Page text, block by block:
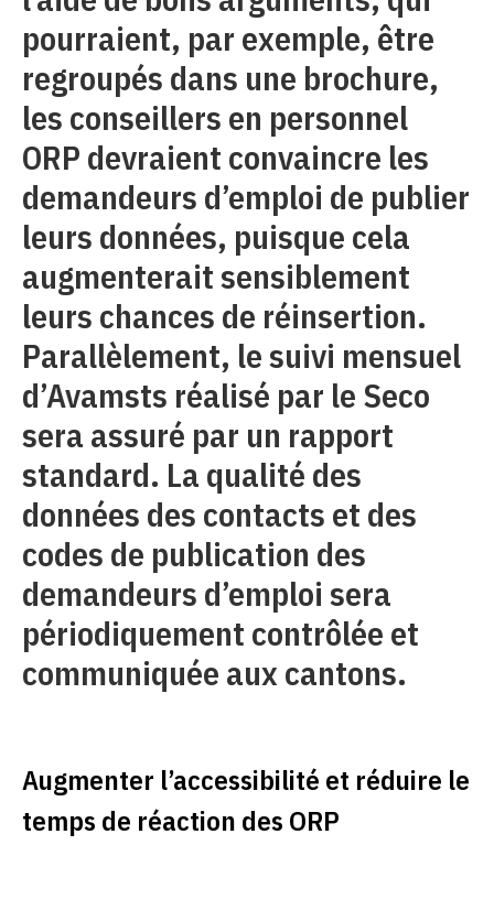
pourraient, par exemple, être
regroupés dans une brochure,
les conseillers en personnel
ORP devraient convaincre les
demandeurs d’emploi de publier
leurs données, puisque cela
augmenterait sensiblement
leurs chances de réinsertion.
Parallèlement, le suivi mensuel
d’Avamsts réalisé par le Seco
sera assuré par un rapport
standard. La qualité des
données des contacts et des
codes de publication des
demandeurs d’emploi sera
périodiquement contrôlée et
communiquée aux cantons.
Augmenter l’accessibilité et réduire le
temps de réaction des ORP